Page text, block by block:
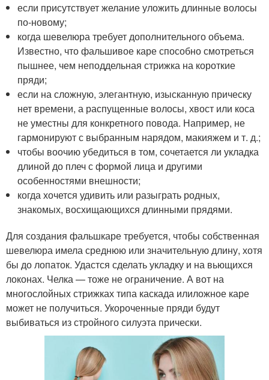
если присутствует желание уложить длинные волосы
по-новому;
когда шевелюра требует дополнительного объема.
Известно, что фальшивое каре способно смотреться
пышнее, чем неподдельная стрижка на короткие
пряди;
если на сложную, элегантную, изысканную прическу
нет времени, а распущенные волосы, хвост или коса
не уместны для конкретного повода. Например, не
гармонируют с выбранным нарядом, макияжем и т. д.;
чтобы воочию убедиться в том, сочетается ли укладка
длиной до плеч с формой лица и другими
особенностями внешности;
когда хочется удивить или разыграть родных,
знакомых, восхищающихся длинными прядями.
Для создания фальшкаре требуется, чтобы собственная
шевелюра имела среднюю или значительную длину, хотя
бы до лопаток. Удастся сделать укладку и на вьющихся
локонах. Челка — тоже не ограничение. А вот на
многослойных стрижках типа каскада илиложное каре
может не получиться. Укороченные пряди будут
выбиваться из стройного силуэта прически.